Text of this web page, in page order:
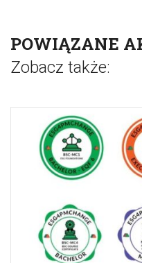
POWIĄZANE
Zobacz także: